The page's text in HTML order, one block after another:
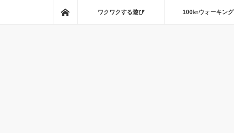
ホームワクワクする遊び 100㎞ウォーキング